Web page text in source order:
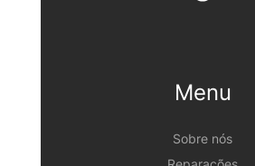
Menu
Sobre nós